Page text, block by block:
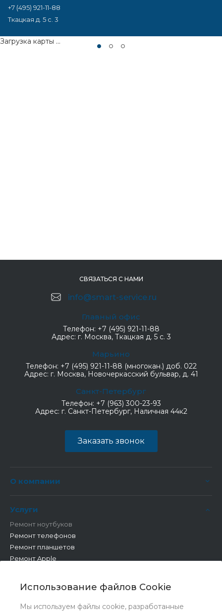
Использование файлов Cookie
Мы используем файлы cookie, разработанные
+7 (495) 921-11-88
Ткацкая д. 5 с. 3
Загрузка карты ...
СВЯЗАТЬСЯ С НАМИ
info@smart-service.ru
Главный офис
Телефон: +7 (495) 921-11-88
Адрес: г. Москва, Ткацкая д. 5 с. 3
Марьино
Телефон: +7 (495) 921-11-88 (многокан.) доб. 022
Адрес: г. Москва, Новочеркасский бульвар, д. 41
Санкт-Петербург
Телефон: +7 (963) 300-23-93
Адрес: г. Санкт-Петербург, Наличная 44к2
Заказать звонок
О компании
Услуги
Ремонт ноутбуков
Ремонт телефонов
Ремонт планшетов
Ремонт Apple